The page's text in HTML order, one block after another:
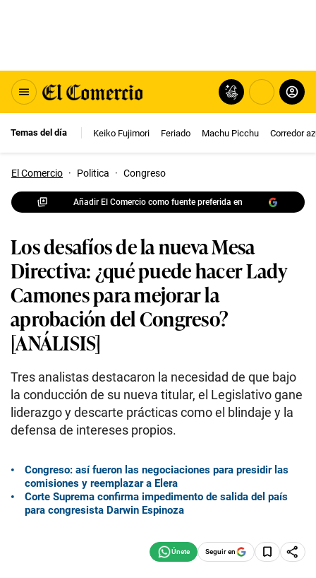
Temas del día Keiko Fujimori Feriado Machu Picchu Corredor
El Comercio · Politica · Congreso
Añadir El Comercio como fuente preferida en
Los desafíos de la nueva Mesa
Directiva: ¿qué puede hacer Lady
Camones para mejorar la
aprobación del Congreso?
[ANÁLISIS]
Tres analistas destacaron la necesidad de que bajo
la conducción de su nueva titular, el Legislativo gane
liderazgo y descarte prácticas como el blindaje y la
defensa de intereses propios.
Congreso: así fueron las negociaciones para presidir las
comisiones y reemplazar a Elera
Corte Suprema confirma impedimento de salida del país
para congresista Darwin Espinoza
Seguir en